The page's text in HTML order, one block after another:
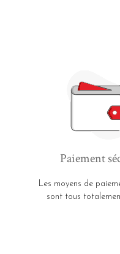
Paiement
Les moyens de
sont tous